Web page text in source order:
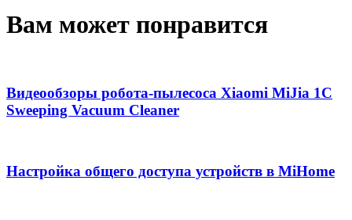
Вам может понравится
Видеообзоры робота-пылесоса Xiaomi MiJia 1C
Sweeping Vacuum Cleaner
Настройка общего доступа устройств в MiHome